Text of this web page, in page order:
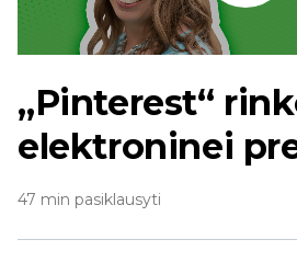
Baras
„Pinterest“
elektroninei
47 min pasiklausyti